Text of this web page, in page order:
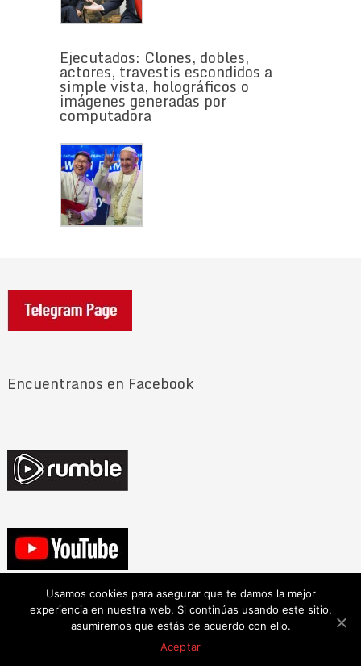
Ejecutados: Clones, dobles,
actores, travestis escondidos a
simple vista, holográficos o
imágenes generadas por
computadora
Encuentranos en Facebook
Noticias en blanco y negro
Copyright © 2026.
Política de privacidad
Usamos cookies para asegurar que te damos la mejor
experiencia en nuestra web. Si continúas usando este sitio,
asumiremos que estás de acuerdo con ello.
Aceptar